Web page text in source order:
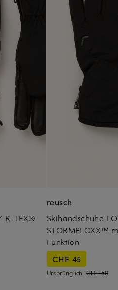
R-TEX®
reusch
Skihandschuhe
STORMBLOXX™
Funktion
CHF 45
Ursprünglich: CHF 60